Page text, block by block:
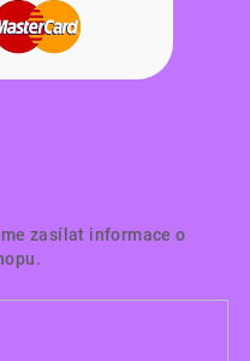
zasílat informace o